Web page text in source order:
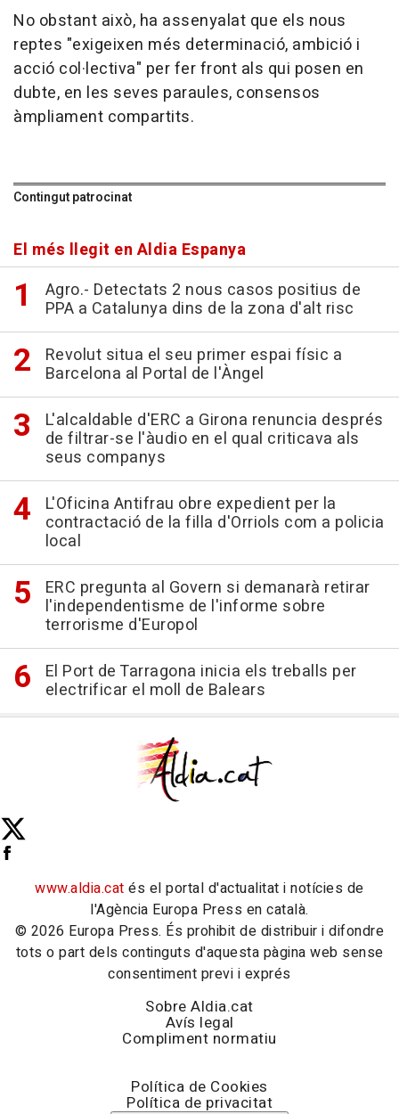
No obstant això, ha assenyalat que els nous
reptes "exigeixen més determinació, ambició i
acció col·lectiva" per fer front als qui posen en
dubte, en les seves paraules, consensos
àmpliament compartits.
Contingut patrocinat
El més llegit en Aldia Espanya
Agro.- Detectats 2 nous casos positius de
PPA a Catalunya dins de la zona d'alt risc
Revolut situa el seu primer espai físic a
Barcelona al Portal de l'Àngel
L'alcaldable d'ERC a Girona renuncia després
de filtrar-se l'àudio en el qual criticava als
seus companys
L'Oficina Antifrau obre expedient per la
contractació de la filla d'Orriols com a policia
local
ERC pregunta al Govern si demanarà retirar
l'independentisme de l'informe sobre
terrorisme d'Europol
El Port de Tarragona inicia els treballs per
electrificar el moll de Balears
www.aldia.cat és el portal d'actualitat i notícies de
l'Agència Europa Press en català.
© 2026 Europa Press. És prohibit de distribuir i difondre
tots o part dels continguts d'aquesta pàgina web sense
consentiment previ i exprés
Sobre Aldia.cat
Avís legal
Compliment normatiu
Política de Cookies
Política de privacitat